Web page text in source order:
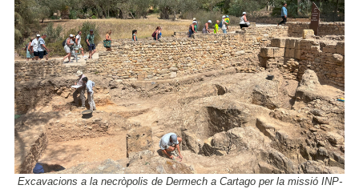
Excavacions a la necròpolis de Dermech a Cartago per la missió INP-